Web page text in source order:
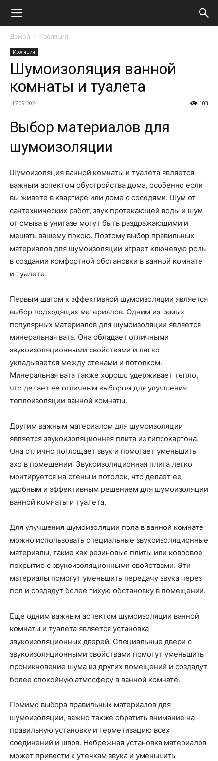
Домой Изоляция
Изоляция
Шумоизоляция ванной
комнаты и туалета
17.09.2024 103
Выбор материалов для
шумоизоляции
Шумоизоляция ванной комнаты и туалета является
важным аспектом обустройства дома, особенно если
вы живете в квартире или доме с соседями. Шум от
сантехнических работ, звук протекающей воды и шум
от смыва в унитазе могут быть раздражающими и
мешать вашему покою. Поэтому выбор правильных
материалов для шумоизоляции играет ключевую роль
в создании комфортной обстановки в ванной комнате
и туалете.
Первым шагом к эффективной шумоизоляции является
выбор подходящих материалов. Одним из самых
популярных материалов для шумоизоляции является
минеральная вата. Она обладает отличными
звукоизоляционными свойствами и легко
укладывается между стенами и потолком.
Минеральная вата также хорошо удерживает тепло,
что делает ее отличным выбором для улучшения
теплоизоляции ванной комнаты.
Другим важным материалом для шумоизоляции
является звукоизоляционная плита из гипсокартона.
Она отлично поглощает звук и помогает уменьшить
эхо в помещении. Звукоизоляционная плита легко
монтируется на стены и потолок, что делает ее
удобным и эффективным решением для шумоизоляции
ванной комнаты и туалета.
Для улучшения шумоизоляции пола в ванной комнате
можно использовать специальные звукоизоляционные
материалы, такие как резиновые плиты или ковровое
покрытие с звукоизоляционными свойствами. Эти
материалы помогут уменьшить передачу звука через
пол и создадут более тихую обстановку в помещении.
Еще одним важным аспектом шумоизоляции ванной
комнаты и туалета является установка
звукоизоляционных дверей. Специальные двери с
звукоизоляционными свойствами помогут уменьшить
проникновение шума из других помещений и создадут
более спокойную атмосферу в ванной комнате.
Помимо выбора правильных материалов для
шумоизоляции, важно также обратить внимание на
правильную установку и герметизацию всех
соединений и швов. Небрежная установка материалов
может привести к утечкам звука и уменьшить